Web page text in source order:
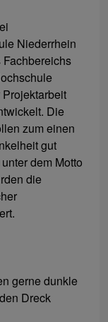
Niederrhein
Die
zum einen
gut
dem Motto
die
gerne dunkle
Dreck